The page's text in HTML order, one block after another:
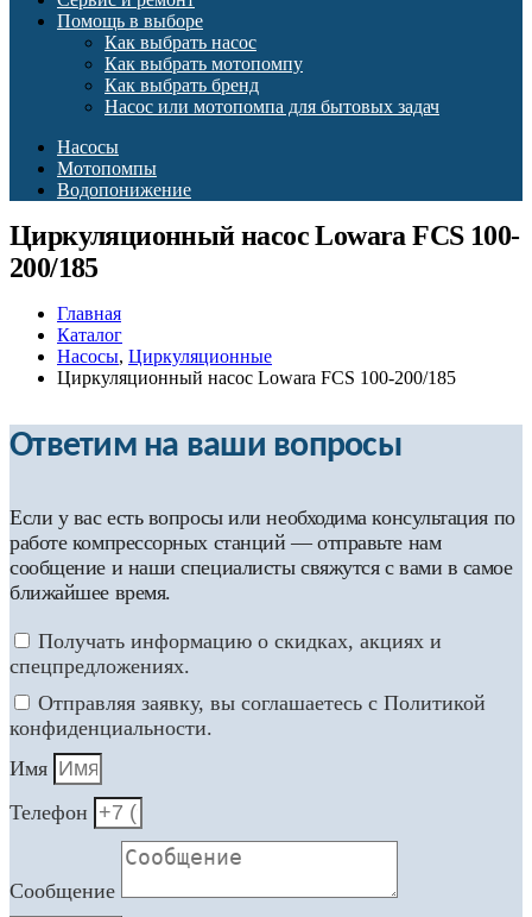
Помощь в выборе
Как выбрать насос
Как выбрать мотопомпу
Как выбрать бренд
Насос или мотопомпа для бытовых задач
Насосы
Мотопомпы
Водопонижение
Циркуляционный насос Lowara FCS 100-
200/185
Главная
Каталог
Насосы, Циркуляционные
Циркуляционный насос Lowara FCS 100-200/185
Ответим на ваши вопросы
Если у вас есть вопросы или необходима консультация по
работе компрессорных станций — отправьте нам
сообщение и наши специалисты свяжутся с вами в самое
ближайшее время.
Получать информацию о скидках, акциях и
спецпредложениях.
Отправляя заявку, вы соглашаетесь с Политикой
конфиденциальности.
Имя
Телефон
Сообщение